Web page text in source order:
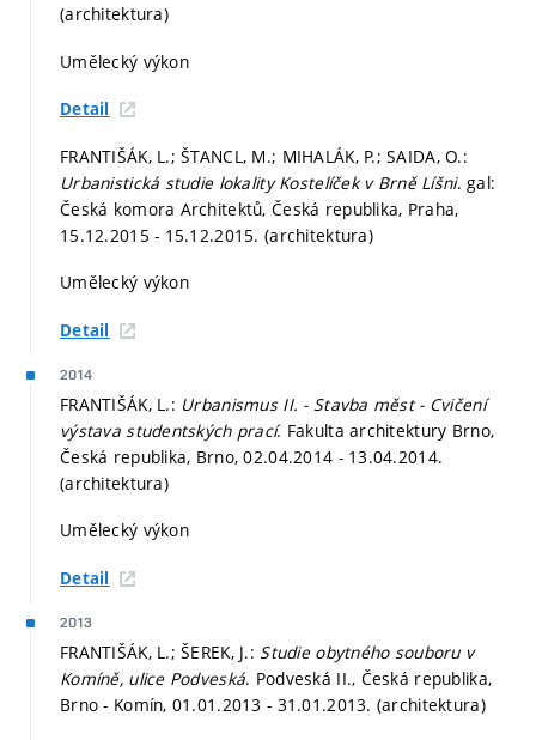
(architektura)
Umělecký výkon
Detail
FRANTIŠÁK, L.; ŠTANCL, M.; MIHALÁK, P.; SAIDA, O.:
Urbanistická studie lokality Kostelíček v Brně Líšni. gal:
Česká komora Architektů, Česká republika, Praha,
15.12.2015 - 15.12.2015. (architektura)
Umělecký výkon
Detail
2014
FRANTIŠÁK, L.: Urbanismus II. - Stavba měst - Cvičení
výstava studentských prací. Fakulta architektury Brno,
Česká republika, Brno, 02.04.2014 - 13.04.2014.
(architektura)
Umělecký výkon
Detail
2013
FRANTIŠÁK, L.; ŠEREK, J.: Studie obytného souboru v
Komíně, ulice Podveská. Podveská II., Česká republika,
Brno - Komín, 01.01.2013 - 31.01.2013. (architektura)